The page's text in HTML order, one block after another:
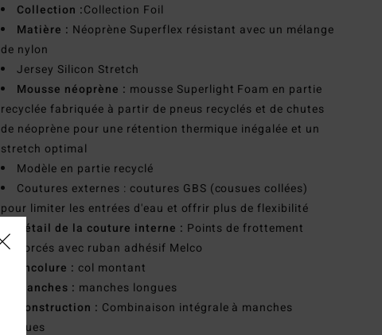
Collection :Collection Foil
Matière : Néoprène Superflex résistant avec un mélange
de nylon
Jersey Silicon Stretch
Mousse néoprène : mousse Superlight Foam en partie
recyclée fabriquée à partir de pneus recyclés et de chutes
de néoprène pour une rétention thermique inégalée et un
stretch optimal
Modèle en partie recyclé
Coutures externes : coutures GBS (cousues collées)
pour limiter les entrées d'eau et offrir plus de flexibilité
Détail de la couture interne : Points de frottement
renforcés avec ruban adhésif Melco
Encolure : col montant
Manches : manches longues
Construction : Combinaison intégrale à manches
longues